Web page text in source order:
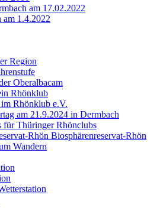
am 17.02.2022
am 1.4.2022
Region
Oberalbacam
Rhönklub
Rhönklub e.V.
am 21.9.2024 in Dermbach
für Thüringer Rhönclubs
Biosphärenreservat-Rhön
Wandern